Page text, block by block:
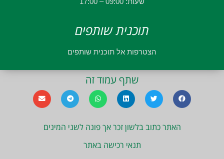
תוכנית שותפים
הצטרפות אל תוכנית שותפים
שתף עמוד זה
האתר כתוב בלשון זכר אך פונה לשני המינים
תנאי רכישה באתר